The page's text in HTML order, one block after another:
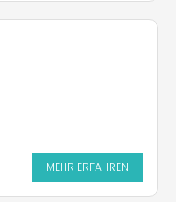
MEHR ERFAHREN